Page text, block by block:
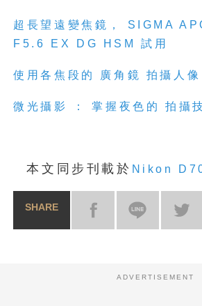
超長望遠變焦鏡， SIGMA
F5.6 EX DG HSM 試用
使用各焦段的 廣角鏡 拍攝人
微光攝影 ： 掌握夜色的 拍攝
本文同步刊載於 Nikon
SHARE
ADVERTISEMENT